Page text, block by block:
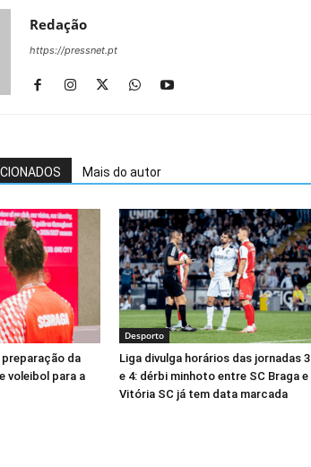
Redação
https://pressnet.pt
Mais do autor
preparação da
voleibol para a
Desporto
Liga divulga horários das jornadas 3
e 4: dérbi minhoto entre SC Braga e
Vitória SC já tem data marcada